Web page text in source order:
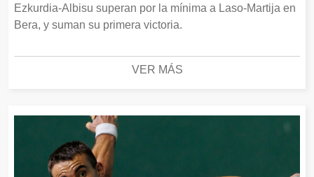
Ezkurdia-Albisu superan por la mínima a Laso-Martija en
Bera, y suman su primera victoria.
VER MÁS